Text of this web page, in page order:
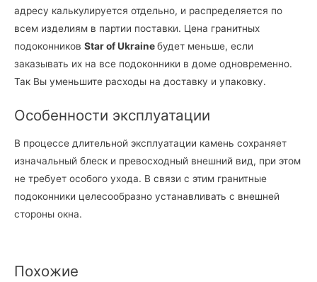
адресу калькулируется отдельно, и распределяется по
всем изделиям в партии поставки. Цена гранитных
подоконников StarofUkraineбудет меньше, если
заказывать их на все подоконники в доме одновременно.
Так Вы уменьшите расходы на доставку и упаковку.
Особенности эксплуатации
В процессе длительной эксплуатации камень сохраняет
изначальный блеск и превосходный внешний вид, при этом
не требует особого ухода. В связи с этим гранитные
подоконники целесообразно устанавливать с внешней
стороны окна.
Похожие